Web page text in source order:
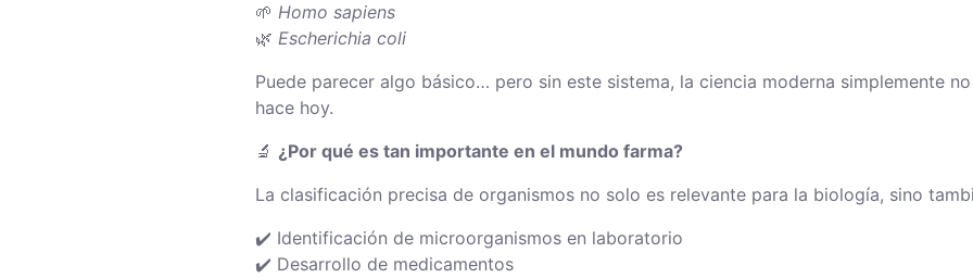
🌱Homo sapiens
🌿Escherichia coli
Puede parecer algo básico… pero sin este sistema, la ciencia moderna simplemente
hace hoy.
🔬 ¿Por qué es tan importante en el mundo farma?
La clasificación precisa de organismos no solo es relevante para la biología, sino
✔️ Identificación de microorganismos en laboratorio
✔️ Desarrollo de medicamentos